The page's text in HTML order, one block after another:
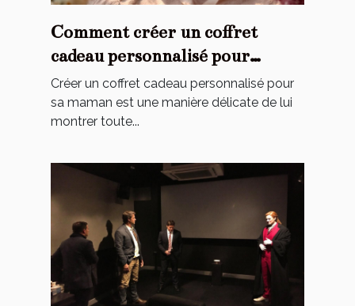
Comment créer un coffret
cadeau personnalisé pour
toucher le cœur de maman ?
Créer un coffret cadeau personnalisé pour
sa maman est une manière délicate de lui
montrer toute...